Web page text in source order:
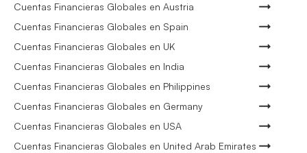
Cuentas Financieras Globales en Austria
Cuentas Financieras Globales en Spain
Cuentas Financieras Globales en UK
Cuentas Financieras Globales en India
Cuentas Financieras Globales en Philippines
Cuentas Financieras Globales en Germany
Cuentas Financieras Globales en USA
Cuentas Financieras Globales en United Arab Emirates